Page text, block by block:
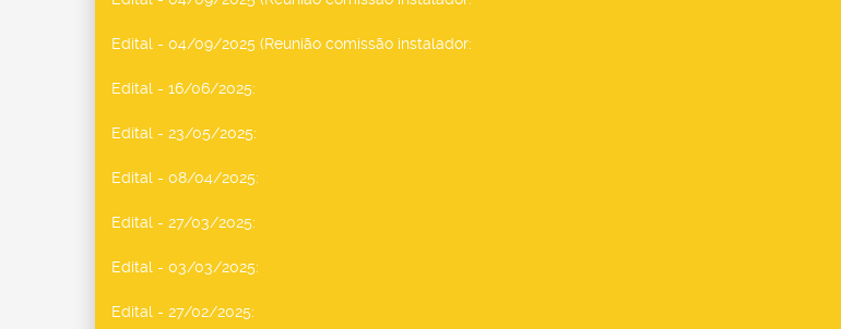
Edital - 04/09/2025 (Reunião comissão instalador:
Edital - 16/06/2025:
Edital - 23/05/2025:
Edital - 08/04/2025:
Edital - 27/03/2025:
Edital - 03/03/2025:
Edital - 27/02/2025: